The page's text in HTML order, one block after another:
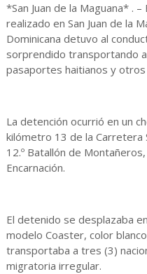
*San Juan de la Maguana* .
realizado en San Juan de la
Dominicana detuvo al
sorprendido transportando
pasaportes haitianos y
La detención ocurrió en un
kilómetro 13 de la Carretera
12.º Batallón de
Encarnación.
El detenido se desplazaba
modelo Coaster, color
transportaba a tres (3)
migratoria irregular.